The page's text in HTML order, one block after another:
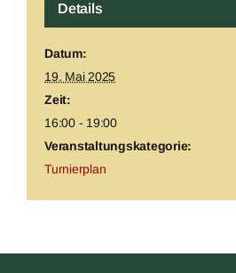
Details
Datum:
19. Mai 2025
Zeit:
16:00 - 19:00
Veranstaltungskategorie:
Turnierplan